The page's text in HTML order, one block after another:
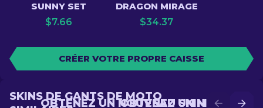
SUNNY SET
$7.66
DRAGON MIRAGE
$34.37
CRÉER VOTRE PROPRE CAISSE
OBTENEZ UN MEILLEUR
OBTENEZ UN NOUVEAU SKIN EN
SKINS DE GANTS DE MOTO